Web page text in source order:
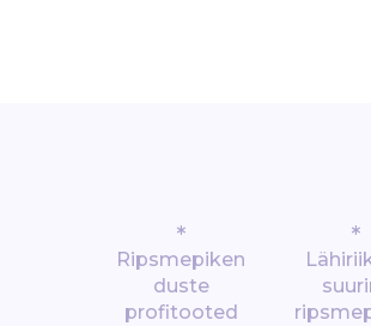
*
Ripsmepiken
duste
profitooted
*